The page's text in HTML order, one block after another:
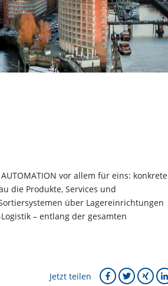
vor allem für eins: konkrete
die Produkte, Services und
über Lagereinrichtungen
– entlang der gesamten
Jetzt teilen